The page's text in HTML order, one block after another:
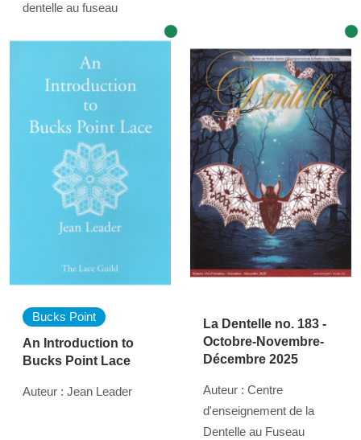
dentelle au fuseau
Bucks Point
An Introduction to
Bucks Point Lace
Auteur : Jean Leader
La Dentelle no. 183 -
Octobre-Novembre-
Décembre 2025
Auteur : Centre
d'enseignement de la
Dentelle au Fuseau